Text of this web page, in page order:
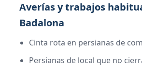
Averías y trabajos
Badalona
Cinta rota en persianas de
Persianas de local que no